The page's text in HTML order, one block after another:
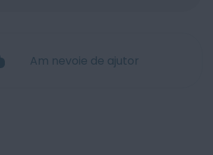
Am nevoie de ajutor